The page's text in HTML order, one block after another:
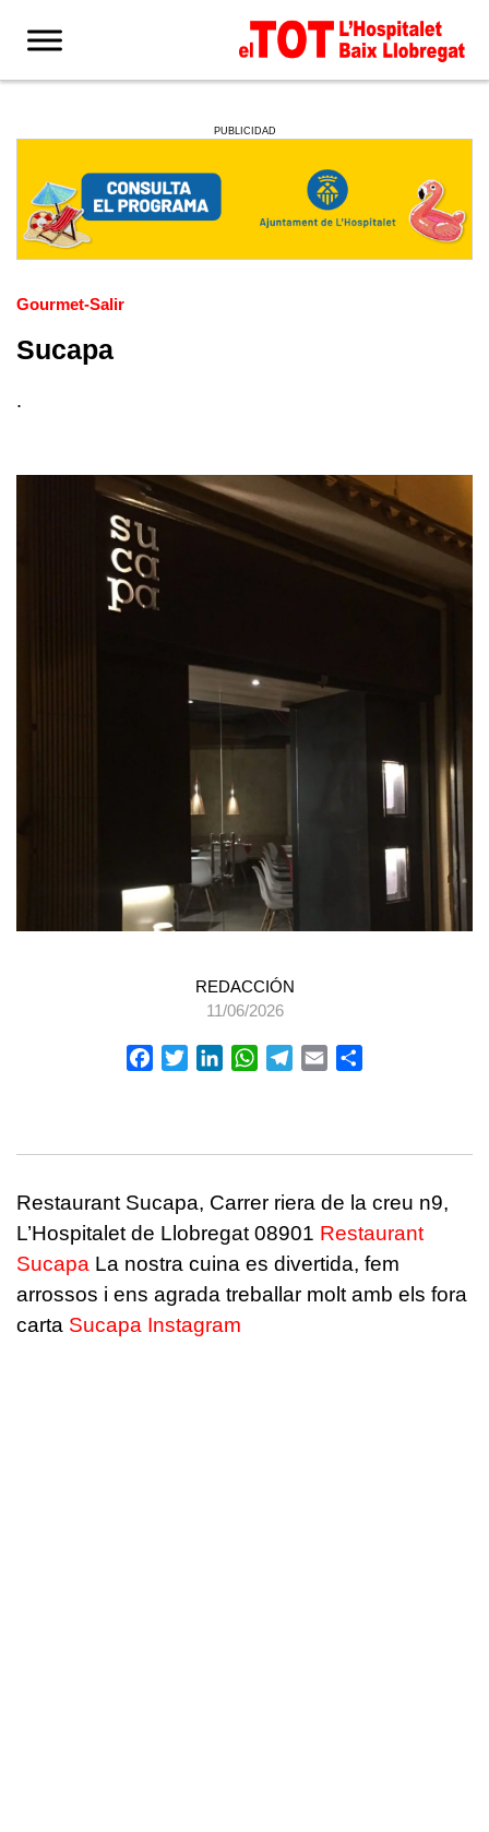
PUBLICIDAD
Gourmet-Salir
Sucapa
.
REDACCIÓN
11/06/2026
FacebookTwitterLinkedInWhatsApp
Telegram
Email
Restaurant Sucapa, Carrer riera de la creu n9,
L’Hospitalet de Llobregat 08901 Restaurant
Sucapa La nostra cuina es divertida, fem
arrossos i ens agrada treballar molt amb els fora
carta Sucapa Instagram